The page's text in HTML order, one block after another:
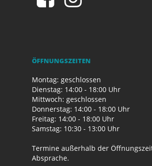
ÖFFNUNGSZEITEN
Montag: geschlossen
Dienstag: 14:00 - 18:00 Uhr
Mittwoch: geschlossen
Donnerstag: 14:00 - 18:00 Uhr
Freitag: 14:00 - 18:00 Uhr
Samstag: 10:30 - 13:00 Uhr
Termine außerhalb der
Absprache.